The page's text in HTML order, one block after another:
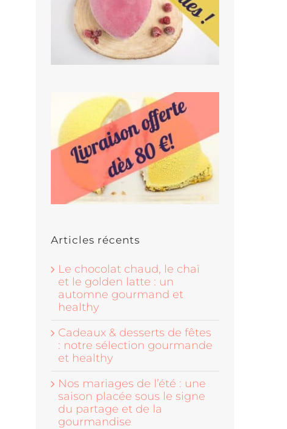
Articles récents
Le chocolat chaud, le chaï
et le golden latte : un
automne gourmand et
healthy
Cadeaux & desserts de fêtes
: notre sélection gourmande
et healthy
Nos mariages de l’été : une
saison placée sous le signe
du partage et de la
gourmandise